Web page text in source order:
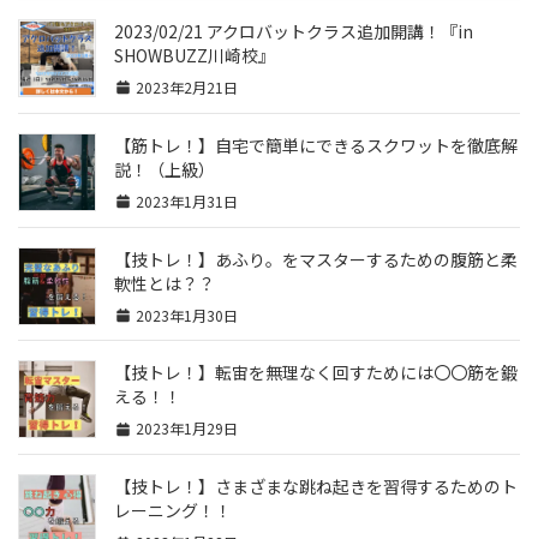
2023/02/21 アクロバットクラス追加開講！『in
SHOWBUZZ川崎校』
2023年2月21日
【筋トレ！】自宅で簡単にできるスクワットを徹底解
説！（上級）
2023年1月31日
【技トレ！】あふり。をマスターするための腹筋と柔
軟性とは？？
2023年1月30日
【技トレ！】転宙を無理なく回すためには〇〇筋を鍛
える！！
2023年1月29日
【技トレ！】さまざまな跳ね起きを習得するためのト
レーニング！！